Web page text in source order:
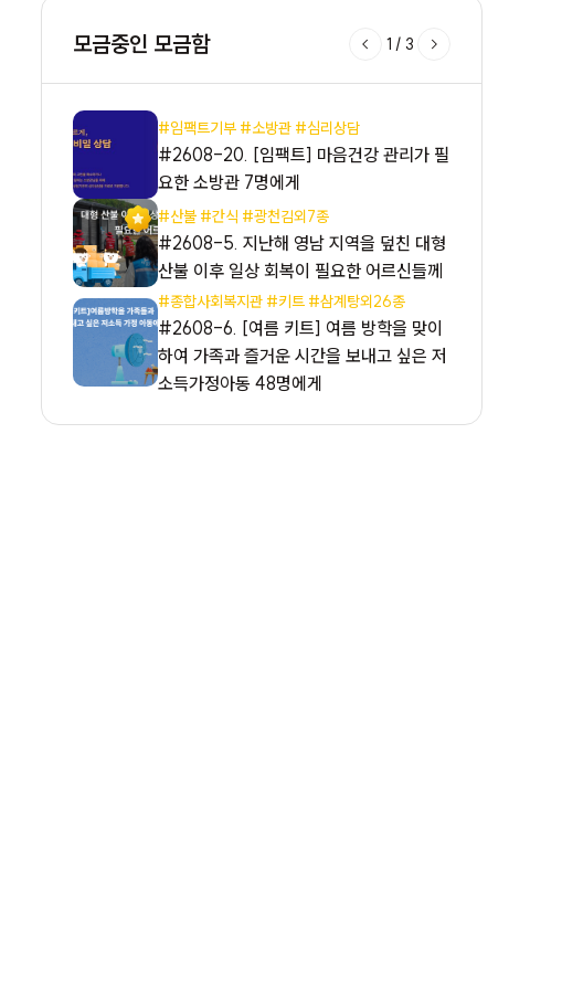
모금중인 모금함 1 / 3
#임팩트기부 #소방관 #심리상담
#2608-20. [임팩트] 마음건강 관리가 필
요한 소방관 7명에게
#산불 #간식 #광천김외7종
#2608-5. 지난해 영남 지역을 덮친 대형
산불 이후 일상 회복이 필요한 어르신들께
#종합사회복지관 #키트 #삼계탕외26종
#2608-6. [여름 키트] 여름 방학을 맞이
하여 가족과 즐거운 시간을 보내고 싶은 저
소득가정아동 48명에게